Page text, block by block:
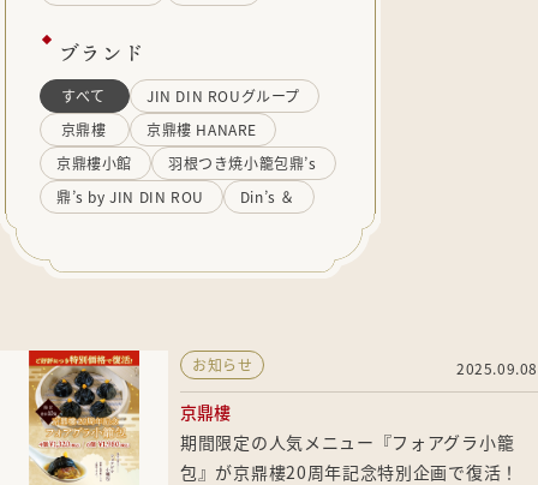
ブランド
すべて
JIN DIN ROUグループ
京鼎樓
京鼎樓 HANARE
京鼎樓小館
羽根つき焼小籠包鼎’s
鼎’s by JIN DIN ROU
Din’s ＆
お知らせ 2025.09.08
京鼎樓
期間限定の人気メニュー『フォアグラ小籠
包』が京鼎樓20周年記念特別企画で復活！